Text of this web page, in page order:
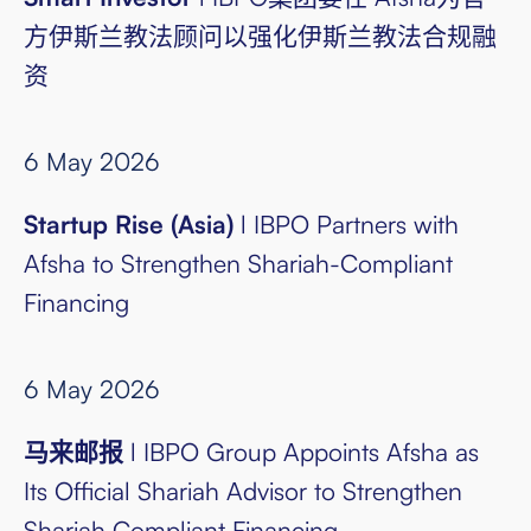
方伊斯兰教法顾问以强化伊斯兰教法合规融
资
6 May 2026
Startup Rise (Asia) l IBPO Partners with
Afsha to Strengthen Shariah-Compliant
Financing
6 May 2026
马来邮报 l IBPO Group Appoints Afsha as
Its Official Shariah Advisor to Strengthen